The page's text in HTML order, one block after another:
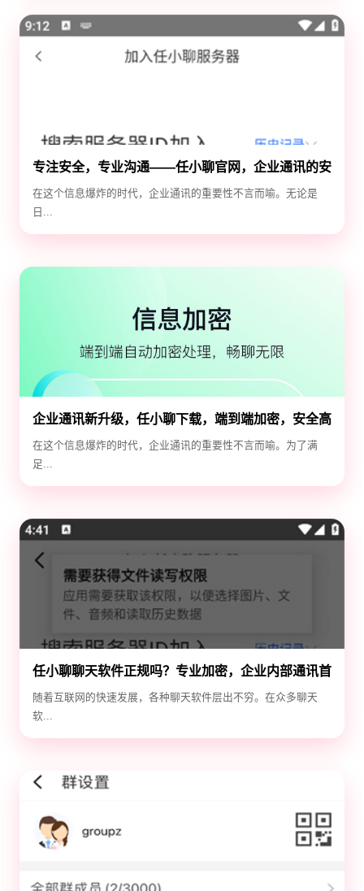
专注安全，专业沟通——任小聊官网，企业通讯的安
全守护神
在这个信息爆炸的时代，企业通讯的重要性不言而喻。无论是
日...
企业通讯新升级，任小聊下载，端到端加密，安全高
效！
在这个信息爆炸的时代，企业通讯的重要性不言而喻。为了满
足...
任小聊聊天软件正规吗？专业加密，企业内部通讯首
选！
随着互联网的快速发展，各种聊天软件层出不穷。在众多聊天
软...